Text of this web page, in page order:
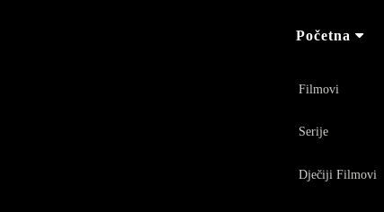
Početna
Filmovi
Serije
Dječiji Filmovi